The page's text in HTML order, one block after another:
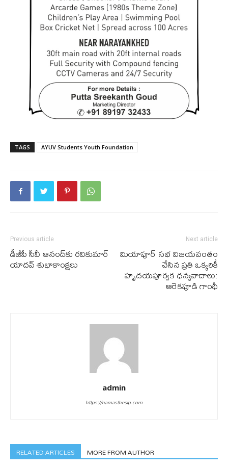
TAGS AYUV Students Youth Foundation
Previous article
డీజీపీ సీవీ ఆనంద్‌కు ర‌వికుమార్
యాద‌వ్ శుభాకాంక్ష‌లు
Next article
మియాపూర్ సభ విజయవంతం
చేసిన ప్రతి ఒక్కరికీ
హృదయపూర్వక ధన్యవాదాలు:
ఆరెకపూడి గాంధీ
admin
https://namastheslp.com
RELATED ARTICLES MORE FROM AUTHOR